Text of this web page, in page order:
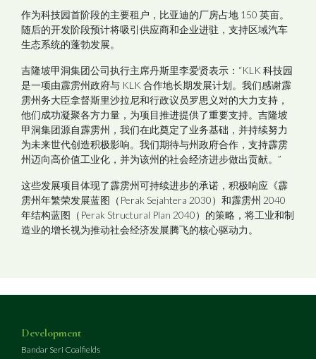
作为科技园首阶段的主要租户，比亚迪的厂房占地 150 英亩。
随后的开发阶段预计将吸引供应商和企业进驻，支持区域汽车
生态系统的蓬勃发展。
吉隆坡甲洞集团公司执行主席丹斯里李爱贤表示：“KLK科技园
是一项由霹雳州政府与 KLK合作地长期发展计划。我们感谢霹
雳州务大臣拿督斯里沙拉尼和行政议员罗思义对的大力支持，
他们成功凝聚各方力量，为项目推进提供了重要支持。吉隆坡
甲洞集团源自霹雳州，我们在此奠定了业务基础，并持续努力
为未来世代创造积极影响。我们期待与州政府合作，支持霹雳
州迈向高价值工业化，并为该州的社会经济进步做出贡献。”
这些发展项目体现了霹雳州可持续进步的承诺，积极响应《霹
雳州年繁荣发展蓝图（ PerakSejahtera 2030）和霹雳州 2040
年结构蓝图（ Perak Structural Plan 2040）的策略，将工业和制
造业的增长视为推动社会经济发展腾飞的核心驱动力。
Development
Bandar Seri Coalfields